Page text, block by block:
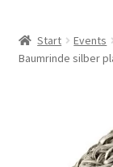
Deko
Start Events
Baumrinde silber